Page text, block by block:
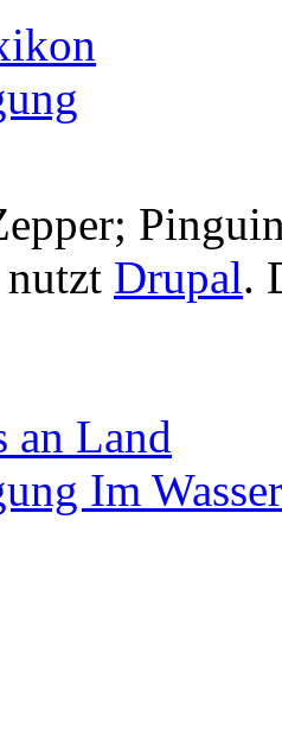
Drupal.
an Land
Im Wasser